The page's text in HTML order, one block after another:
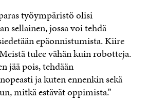
työympäristö olisi
sellainen, jossa voi tehdä
epäonnistumista. Kiire
tulee vähän kuin robotteja.
jää pois, tehdään
ja kuten ennenkin sekä
mitkä estävät oppimista.”